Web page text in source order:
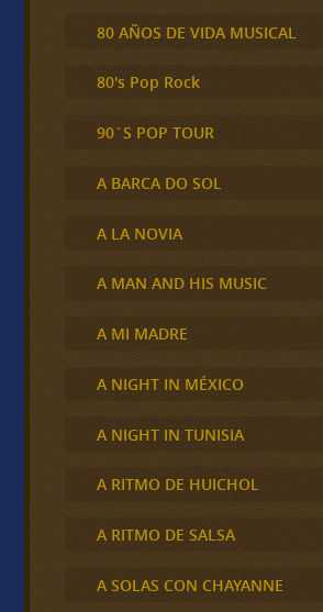
80 AÑOS DE VIDA MUSICAL
80's Pop Rock
90´S POP TOUR
A BARCA DO SOL
A LA NOVIA
A MAN AND HIS MUSIC
A MI MADRE
A NIGHT IN MÉXICO
A NIGHT IN TUNISIA
A RITMO DE HUICHOL
A RITMO DE SALSA
A SOLAS CON CHAYANNE